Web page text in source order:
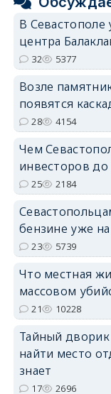
В Севастополе
центра
32 5377
Возле
появятся
28 4154
Чем
инвесторов до
25 2184
бензине уже
23 5739
Что местная
массовом
21 10228
Тайный дворик
найти место
знает
17 2696